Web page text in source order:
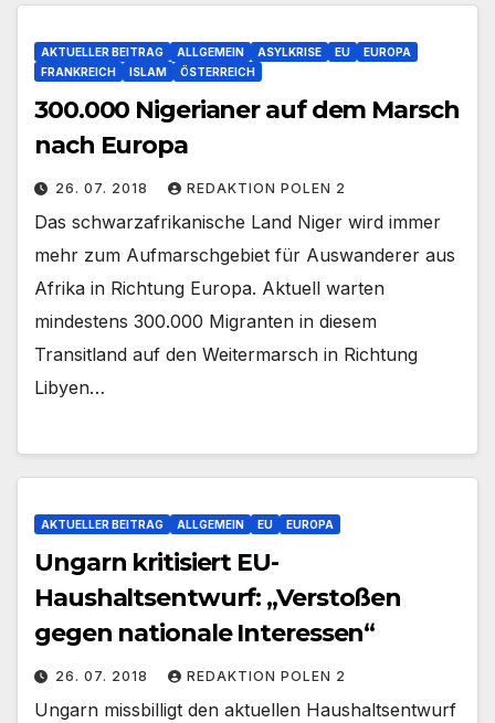
AKTUELLER BEITRAG ALLGEMEIN ASYLKRISE EU
EUROPA
FRANKREICH
ISLAM ÖSTERREICH
300.000 Nigerianer auf dem Marsch
nach Europa
26. 07. 2018 REDAKTION POLEN 2
Das schwarzafrikanische Land Niger wird immer
mehr zum Aufmarschgebiet für Auswanderer aus
Afrika in Richtung Europa. Aktuell warten
mindestens 300.000 Migranten in diesem
Transitland auf den Weitermarsch in Richtung
Libyen…
AKTUELLER BEITRAG ALLGEMEIN EU EUROPA
Ungarn kritisiert EU-
Haushaltsentwurf: „Verstoßen
gegen nationale Interessen“
26. 07. 2018 REDAKTION POLEN 2
Ungarn missbilligt den aktuellen Haushaltsentwurf